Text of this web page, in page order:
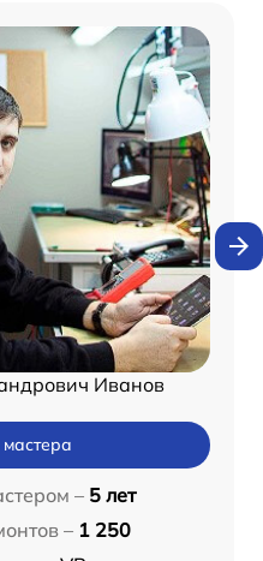
Иванов
– 5 лет
– 1 250